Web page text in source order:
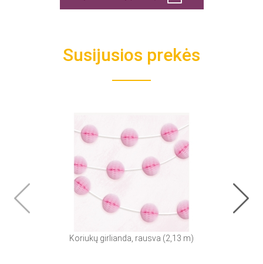
Susijusios prekės
Koriukų girlianda, rausva (2,13 m)